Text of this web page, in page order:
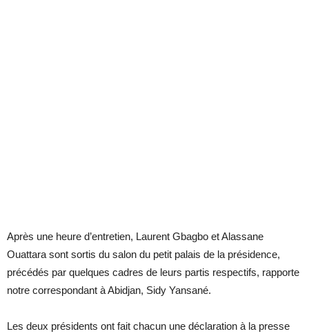
Après une heure d’entretien, Laurent Gbagbo et Alassane
Ouattara sont sortis du salon du petit palais de la présidence,
précédés par quelques cadres de leurs partis respectifs, rapporte
notre correspondant à Abidjan, Sidy Yansané.
Les deux présidents ont fait chacun une déclaration à la presse